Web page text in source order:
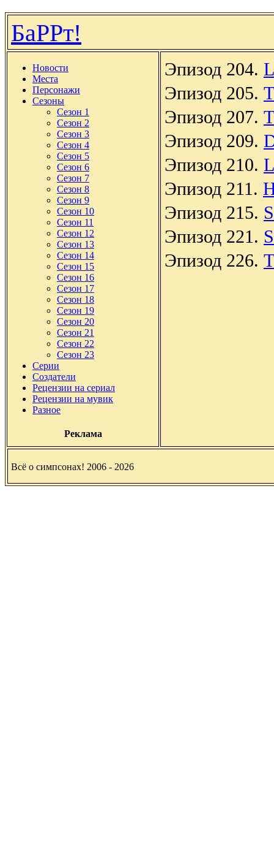
БаРРт!
Новости
Места
Персонажи
Сезоны
Сезон 1
Сезон 2
Сезон 3
Сезон 4
Сезон 5
Сезон 6
Сезон 7
Сезон 8
Сезон 9
Сезон 10
Сезон 11
Сезон 12
Сезон 13
Сезон 14
Сезон 15
Сезон 16
Сезон 17
Сезон 18
Сезон 19
Сезон 20
Сезон 21
Сезон 22
Сезон 23
Серии
Создатели
Рецензии на сериал
Рецензии на мувик
Разное
Реклама
Эпизод 204.
Эпизод 205.
Эпизод 207.
Эпизод 209.
Эпизод 210.
Эпизод 211.
Эпизод 215.
Эпизод 221.
Эпизод 226.
Всё о симпсонах! 2006 - 2026